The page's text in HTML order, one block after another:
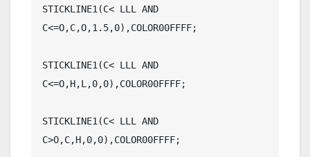
STICKLINE1(C< LLL AND
C<=O,C,O,1.5,0),COLOR00FFFF;
STICKLINE1(C< LLL AND
C<=O,H,L,0,0),COLOR00FFFF;
STICKLINE1(C< LLL AND
C>O,C,H,0,0),COLOR00FFFF;